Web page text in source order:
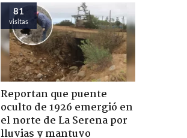
81
visitas
Reportan que puente
oculto de 1926 emergió en
el norte de La Serena por
lluvias y mantuvo